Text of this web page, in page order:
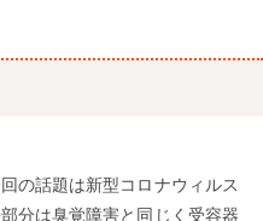
の話題は新型コロナウィルス
分は臭覚障害と同じく受容器